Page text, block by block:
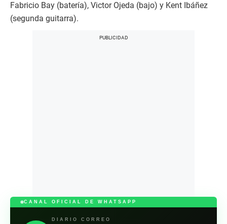
Fabricio Bay (batería), Victor Ojeda (bajo) y Kent Ibáñez
(segunda guitarra).
CANAL OFICIAL DE WHATSAPP
DIARIO CORREO